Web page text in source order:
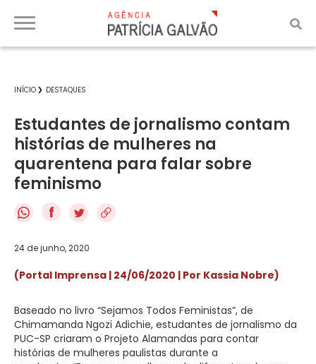
INÍCIO DESTAQUES
Estudantes de jornalismo contam
histórias de mulheres na
quarentena para falar sobre
feminismo
f
24 de junho, 2020
(Portal Imprensa | 24/06/2020 | Por Kassia Nobre)
Baseado no livro “Sejamos Todos Feministas”, de
Chimamanda Ngozi Adichie, estudantes de jornalismo da
PUC-SP criaram o Projeto Alamandas para contar
histórias de mulheres paulistas durante a